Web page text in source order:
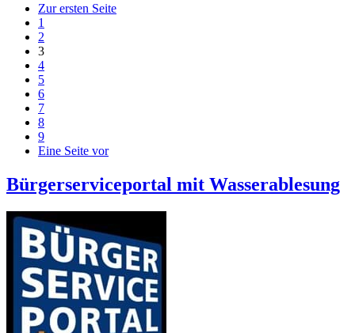
Zur ersten Seite
1
2
3
4
5
6
7
8
9
Eine Seite vor
Bürgerserviceportal mit Wasserablesung